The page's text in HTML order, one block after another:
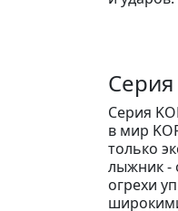
Серия
Серия
в мир
только
лыжник -
огрехи